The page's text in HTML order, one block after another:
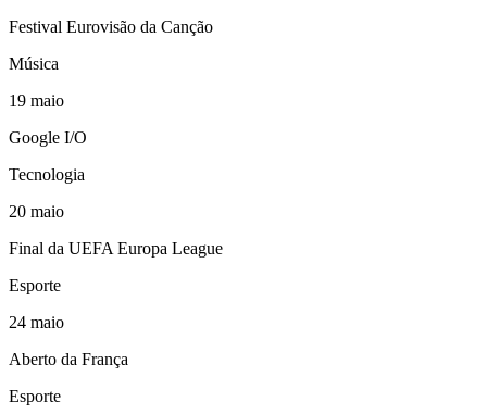
Festival Eurovisão da Canção
Música
19 maio
Google I/O
Tecnologia
20 maio
Final da UEFA Europa League
Esporte
24 maio
Aberto da França
Esporte